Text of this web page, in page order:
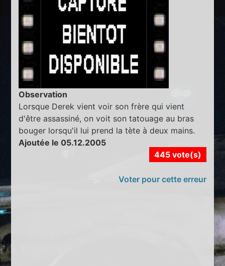
Observation
Lorsque Derek vient voir son frère qui vient
d'être assassiné, on voit son tatouage au bras
bouger lorsqu'il lui prend la tète à deux mains.
Ajoutée le 05.12.2005
445 vote(s)
Voter pour cette erreur